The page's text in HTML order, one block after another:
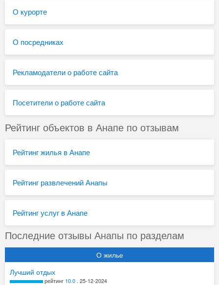
О курорте
О посредниках
Рекламодатели о работе сайта
Посетители о работе сайта
Рейтинг объектов в Анапе по отзывам
Рейтинг жилья в Анапе
Рейтинг развлечений Анапы
Рейтинг услуг в Анапе
Последние отзывы Анапы по разделам
О жилье
Лучший отдых
рейтинг 10.0. 25-12-2024